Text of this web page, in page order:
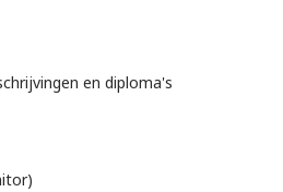
en diploma's